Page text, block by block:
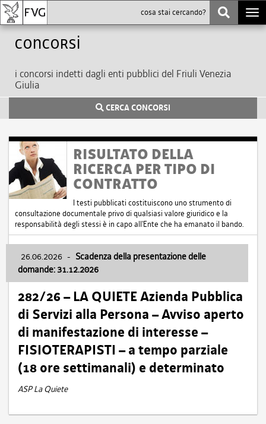
Concorsi
i concorsi indetti dagli enti pubblici del Friuli Venezia
Giulia
CERCA CONCORSI
RISULTATO DELLA
RICERCA PER TIPO DI
CONTRATTO
I testi pubblicati costituiscono uno strumento di
consultazione documentale privo di qualsiasi valore giuridico e la
responsabilità degli stessi è in capo all'Ente che ha emanato il bando.
26.06.2026 - Scadenza della presentazione delle
domande: 31.12.2026
282/26 – LA QUIETE Azienda Pubblica
di Servizi alla Persona – Avviso aperto
di manifestazione di interesse –
FISIOTERAPISTI – a tempo parziale
(18 ore settimanali) e determinato
ASP La Quiete